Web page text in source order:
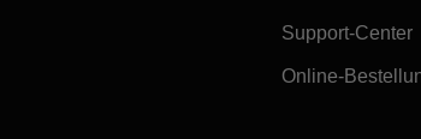
Support-Center
Online-